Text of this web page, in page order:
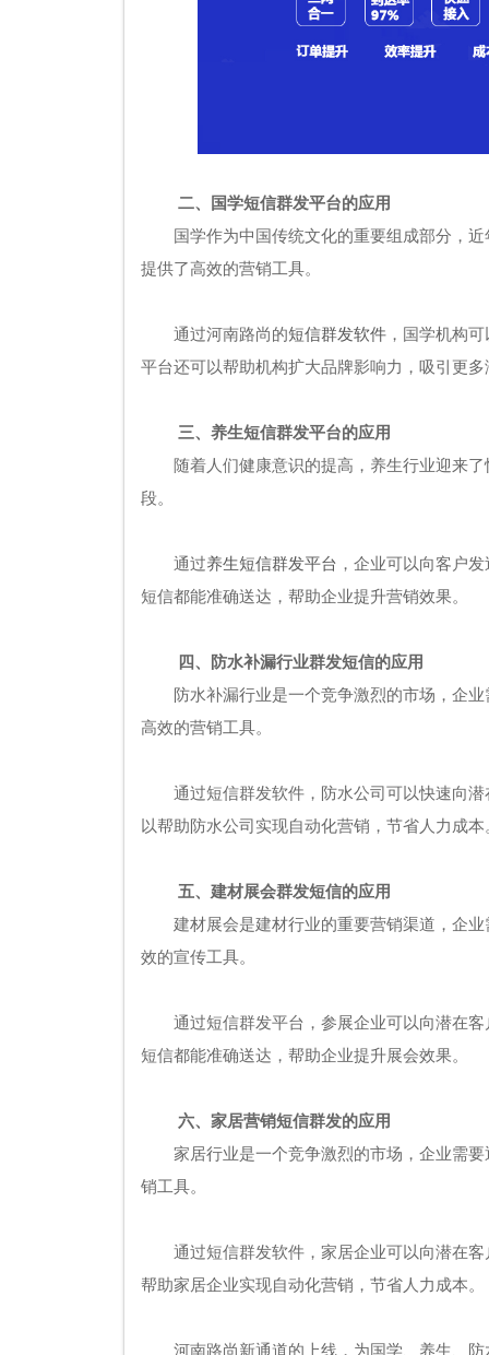
二、国学短信群发平台的应用
国学作为中国传统文化的重要组成部分，
提供了高效的营销工具。
通过河南路尚的短信群发软件 ，国学机构
平台还可以帮助机构扩大品牌影响力，吸引更
三、养生短信群发平台的应用
随着人们健康意识的提高，养生行业迎来
段。
通过养生短信群发平台 ，企业可以向客户
短信都能准确送达，帮助企业提升营销效果。
四、防水补漏行业群发短信的应用
防水补漏行业是一个竞争激烈的市场，企
高效的营销工具。
通过短信群发软件，防水公司可以快速向
以帮助防水公司实现自动化营销，节省人力成本
五、建材展会群发短信的应用
建材展会是建材行业的重要营销渠道，企
效的宣传工具。
通过短信群发平台，参展企业可以向潜在
短信都能准确送达，帮助企业提升展会效果。
六、家居营销短信群发的应用
家居行业是一个竞争激烈的市场，企业需
销工具。
通过短信群发软件，家居企业可以向潜在
帮助家居企业实现自动化营销，节省人力成本。
河南路尚新通道的上线，为国学、养生、